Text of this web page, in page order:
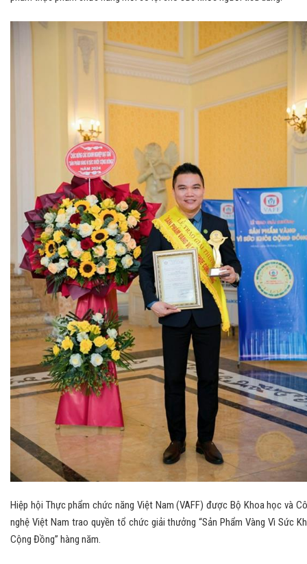
Hiệp hội Thực phẩm chức năng Việt Nam (VAFF) được Bộ Khoa học và
nghệ Việt Nam trao quyền tổ chức giải thưởng “Sản Phẩm Vàng Vì Sức
Cộng Đồng” hàng năm.